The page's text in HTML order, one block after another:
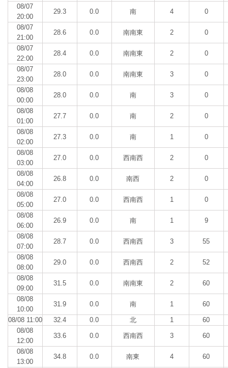
08/07
20:00
29.3 0.0 南 4 0
08/07
21:00
28.6 0.0 南南東 2 0
08/07
22:00
28.4 0.0 南南東 2 0
08/07
23:00
28.0 0.0 南南東 3 0
08/08
00:00
28.0 0.0 南 3 0
08/08
01:00
27.7 0.0 南 2 0
08/08
02:00
27.3 0.0 南 1 0
08/08
03:00
27.0 0.0 西南西 2 0
08/08
04:00
26.8 0.0 南西 2 0
08/08
05:00
27.0 0.0 西南西 1 0
08/08
06:00
26.9 0.0 南 1 9
08/08
07:00
28.7 0.0 西南西 3 55
08/08
08:00
29.0 0.0 西南西 2 52
08/08
09:00
31.5 0.0 南南東 2 60
08/08
10:00
31.9 0.0 南 1 60
08/08 11:00 32.4 0.0 北 1
60
08/08
12:00
33.6 0.0 西南西 3 60
08/08
13:00
34.8 0.0 南東 4 60